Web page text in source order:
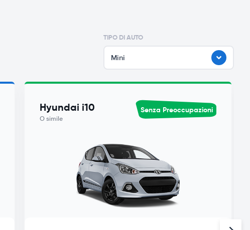
TIPO DI AUTO
Mini
Hyundai i10
O simile
Senza Preoccupazioni